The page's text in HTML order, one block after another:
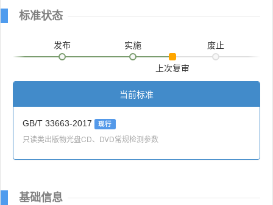
标准状态
发布 实施
上次复审
废止
当前标准
GB/T 33663-2017 现行
只读类出版物光盘CD、DVD常规检测参数
基础信息